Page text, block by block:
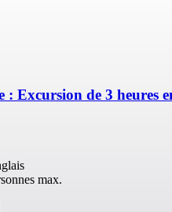
Excursion de 3 heures
max.